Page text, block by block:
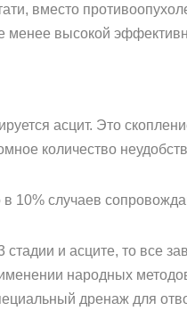
вместо
менее высокой
асцит. Это
количество
10% случаев
стадии и асците, то все
народных
дренаж для